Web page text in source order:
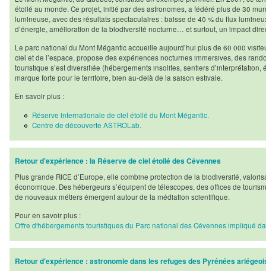
étoilé au monde. Ce projet, initié par des astronomes, a fédéré plus de 30
lumineuse, avec des résultats spectaculaires : baisse de 40 % du flux
d’énergie, amélioration de la biodiversité nocturne… et surtout, un impact
Le parc national du Mont Mégantic accueille aujourd’hui plus de 60 000
ciel et de l’espace, propose des expériences nocturnes immersives, des
touristique s’est diversifiée (hébergements insolites, sentiers
marque forte pour le territoire, bien au-delà de la saison estivale.
En savoir plus :
Réserve internationale de ciel étoilé du Mont Mégantic.
Centre de découverte ASTROLab.
Retour d'expérience : la Réserve de ciel étoilé des Cévennes
Plus grande RICE d’Europe, elle combine protection de la biodiversité,
économique. Des hébergeurs s’équipent de télescopes, des offices de
de nouveaux métiers émergent autour de la médiation scientifique.
Pour en savoir plus :
Offre d'hébergements touristiques du Parc national des Cévennes impliqué
Retour d'expérience : astronomie dans les refuges des Pyrénées